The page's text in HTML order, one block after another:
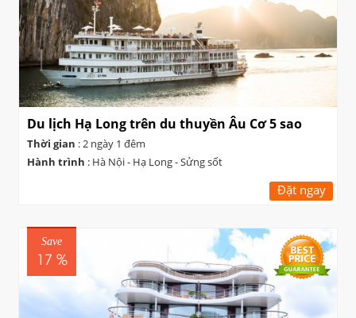
Du lịch Hạ Long trên du thuyền Âu Cơ 5 sao
Thời gian : 2 ngày 1 đêm
Hành trình : Hà Nội - Hạ Long - Sửng sốt
Đặt ngay
Save
17 %